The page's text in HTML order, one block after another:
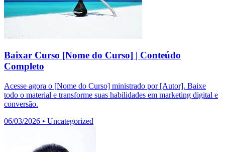
Baixar Curso [Nome do Curso] | Conteúdo
Completo
Acesse agora o [Nome do Curso] ministrado por [Autor]. Baixe
todo o material e transforme suas habilidades em marketing digital e
conversão.
06/03/2026 • Uncategorized